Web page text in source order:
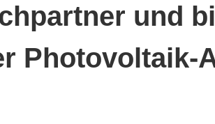
und
Photovoltaik-